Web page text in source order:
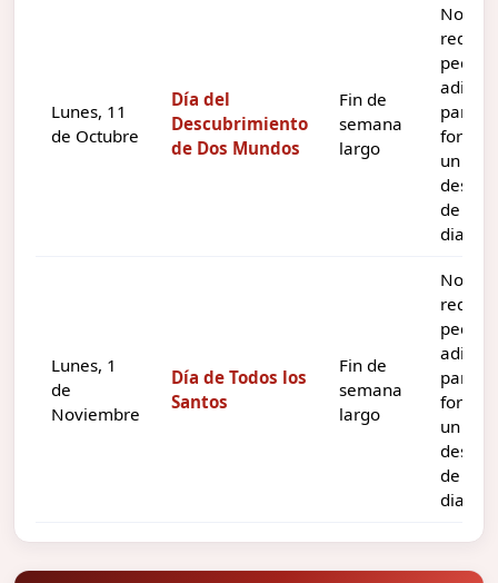
Lunes, 11
de Octubre
Día del
Descubrimiento
de Dos Mundos
Fin de
semana
largo
No
pedir
para
formar
un
de tres
dias.
Lunes, 1
de
Noviembre
Día de Todos los
Santos
Fin de
semana
largo
No
pedir
para
formar
un
de tres
dias.